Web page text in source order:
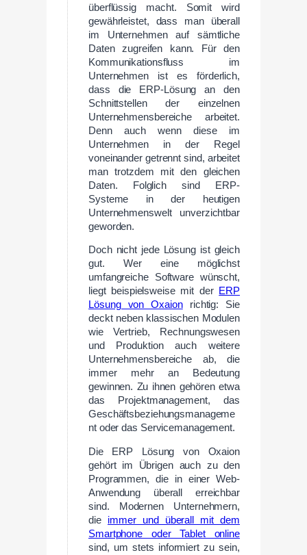
überflüssig macht. Somit wird
gewährleistet, dass man überall
im Unternehmen auf sämtliche
Daten zugreifen kann. Für den
Kommunikationsfluss im
Unternehmen ist es förderlich,
dass die ERP-Lösung an den
Schnittstellen der einzelnen
Unternehmensbereiche arbeitet.
Denn auch wenn diese im
Unternehmen in der Regel
voneinander getrennt sind, arbeitet
man trotzdem mit den gleichen
Daten. Folglich sind ERP-
Systeme in der heutigen
Unternehmenswelt unverzichtbar
geworden.
Doch nicht jede Lösung ist gleich
gut. Wer eine möglichst
umfangreiche Software wünscht,
liegt beispielsweise mit der ERP
Lösung von Oxaionrichtig: Sie
deckt neben klassischen Modulen
wie Vertrieb, Rechnungswesen
und Produktion auch weitere
Unternehmensbereiche ab, die
immer mehr an Bedeutung
gewinnen. Zu ihnen gehören etwa
das Projektmanagement, das
Geschäftsbeziehungsmanageme
nt oder das Servicemanagement.
Die ERP Lösung von Oxaion
gehört im Übrigen auch zu den
Programmen, die in einer Web-
Anwendung überall erreichbar
sind. Modernen Unternehmern,
die immer und überall mit dem
Smartphone oder Tablet online
sind, um stets informiert zu sein,